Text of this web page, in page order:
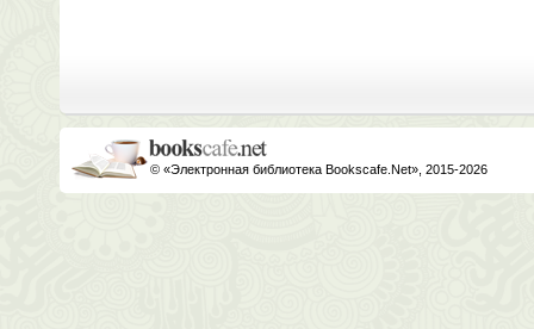
© «Электронная библиотека Bookscafe.Net», 2015-2026